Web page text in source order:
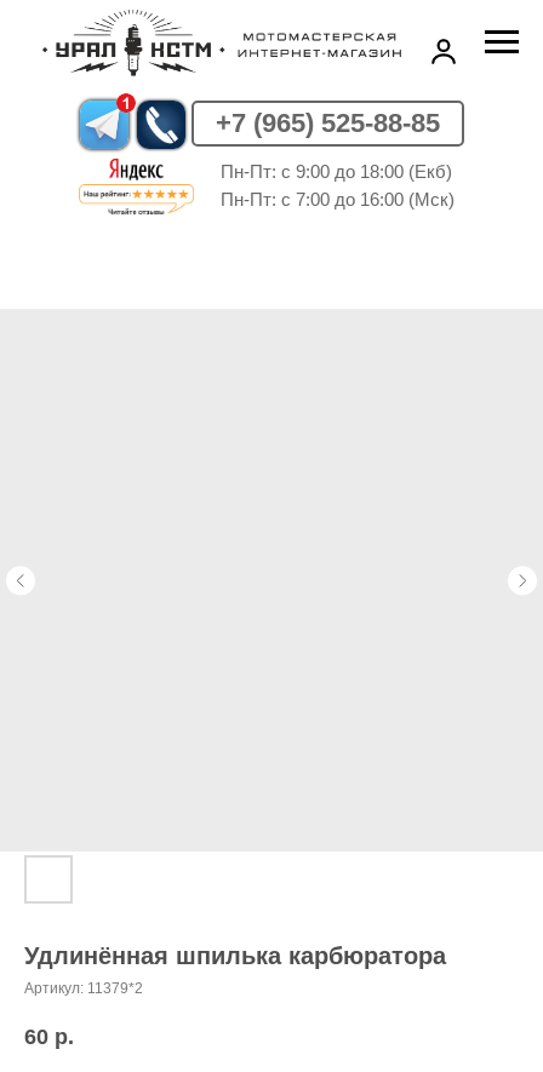
+7 (965) 525-88-85
Пн-Пт: c 9:00 до 18:00 (Екб)
Пн-Пт: c 7:00 до 16:00 (Мск)
Удлинённая шпилька карбюратора
Артикул: 11379*2
60 р.